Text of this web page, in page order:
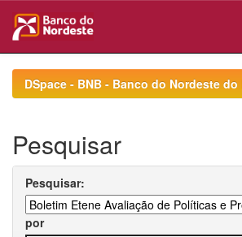
navigationDSpace - BNB - Banco do Nordeste do
Pesquisar
Pesquisar:
por